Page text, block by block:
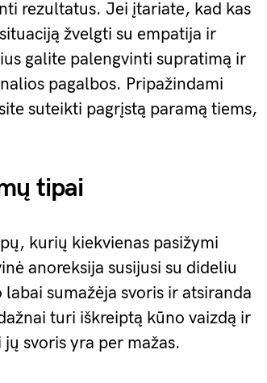
rezultatus. Jei įtariate, kad kas
žvelgti su empatija ir
galite palengvinti supratimą ir
pagalbos. Pripažindami
suteikti pagrįstą paramą tiems,
tipai
kurių kiekvienas pasižymi
anoreksija susijusi su dideliu
sumažėja svoris ir atsiranda
turi iškreiptą kūno vaizdą ir
svoris yra per mažas.